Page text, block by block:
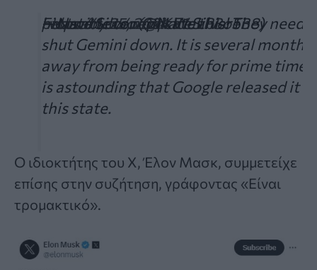
I was able to replicate this! They need
shut Gemini down. It is several months
away from being ready for prime time.
is astounding that Google released it in
this state.
https://t.co/wCqKE1eLbI
pic.twitter.com/dxWavP3oei
— Nate Silver (@NateSilver538)
February 25, 2024
Ο ιδιοκτήτης του X, Έλον Μασκ, συμμετείχε
επίσης στην συζήτηση, γράφοντας «Είναι
τρομακτικό».